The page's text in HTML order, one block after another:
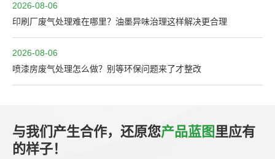
2026-08-06
印刷厂废气处理难在哪里？油墨异味治理这样解决更合理
2026-08-06
喷漆房废气处理怎么做？别等环保问题来了才整改
与我们产生合作，还原您产品蓝图里应有
的样子！